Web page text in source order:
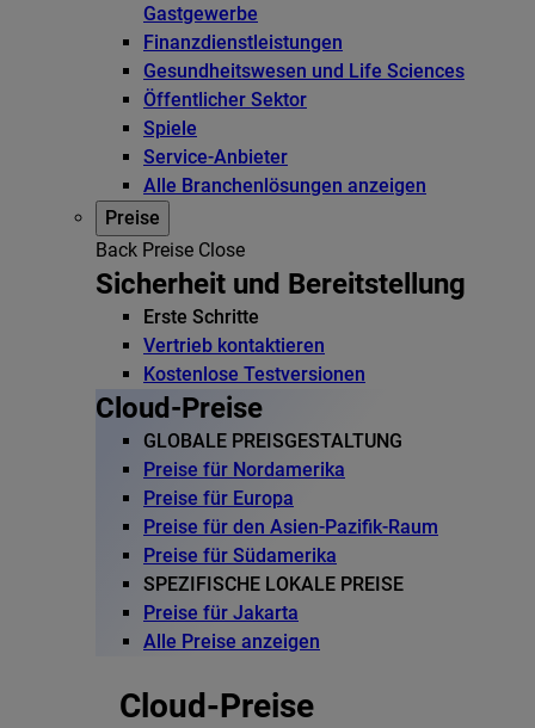
Gastgewerbe
Finanzdienstleistungen
Gesundheitswesen und Life Sciences
Öffentlicher Sektor
Spiele
Service-Anbieter
Alle Branchenlösungen anzeigen
Preise
Back Preise Close
Sicherheit und Bereitstellung
Erste Schritte
Vertrieb kontaktieren
Kostenlose Testversionen
Cloud-Preise
GLOBALE PREISGESTALTUNG
Preise für Nordamerika
Preise für Europa
Preise für den Asien-Pazifik-Raum
Preise für Südamerika
SPEZIFISCHE LOKALE PREISE
Preise für Jakarta
Alle Preise anzeigen
Cloud-Preise